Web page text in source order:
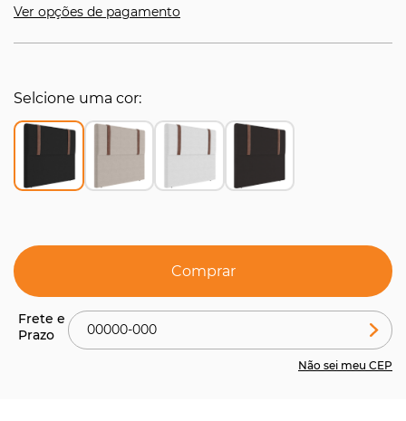
Ver opções de pagamento
Selcione uma cor
Comprar
Não sei meu CEP